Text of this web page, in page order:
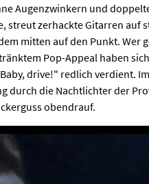
Augenzwinkern und
streut zerhackte Gitarren auf
mitten auf den Punkt. Wer
Pop-Appeal haben
drive!" redlich verdient.
durch die Nachtlichter der
obendrauf.